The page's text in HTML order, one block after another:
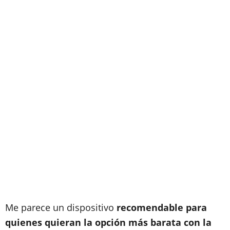
Me parece un dispositivo recomendable para
quienes quieran la opción más barata con la